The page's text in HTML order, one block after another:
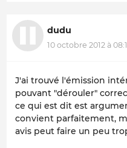
dudu
10 octobre 2012 à
J'ai trouvé l'émission
pouvant "dérouler"
ce qui est dit est
convient parfaitement,
avis peut faire un peu